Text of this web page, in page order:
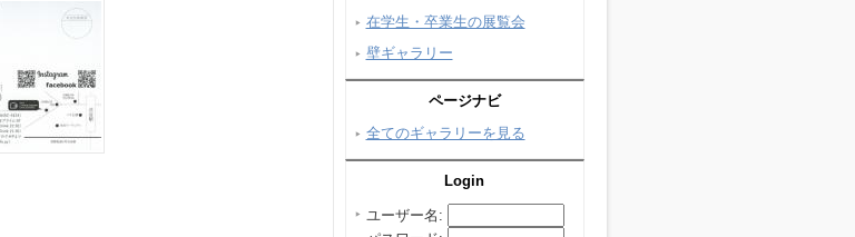
在学生・卒業生の展覧会
壁ギャラリー
ページナビ
全てのギャラリーを見る
Login
ユーザー名 :